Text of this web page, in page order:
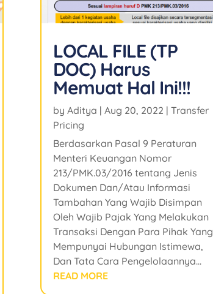
LOCAL FILE (TP
DOC) Harus
Memuat Hal Ini!!!
by Aditya | Aug 20, 2022 | Transfer
Pricing
Berdasarkan Pasal 9 Peraturan
Menteri Keuangan Nomor
213/PMK.03/2016 tentang Jenis
Dokumen Dan/Atau Informasi
Tambahan Yang Wajib Disimpan
Oleh Wajib Pajak Yang Melakukan
Transaksi Dengan Para Pihak Yang
Mempunyai Hubungan Istimewa,
Dan Tata Cara Pengelolaannya...
READ MORE